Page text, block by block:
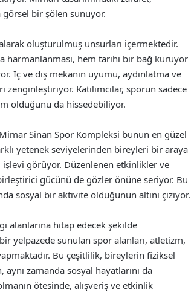
görsel bir şölen sunuyor.
oluşturulmuş unsurları içermektedir.
harmanlanması, hem tarihi bir bağ kuruyor
İç ve dış mekanın uyumu, aydınlatma ve
Katılımcılar, sporun sadece
olduğunu da hissedebiliyor.
Sinan Spor Kompleksi bunun en güzel
yetenek seviyelerinden bireyleri bir araya
görüyor. Düzenlenen etkinlikler ve
gücünü de gözler önüne seriyor. Bu
sosyal bir aktivite olduğunun altını çiziyor.
alanlarına hitap edecek şekilde
yelpazede sunulan spor alanları, atletizm,
Bu çeşitlilik, bireylerin fiziksel
zamanda sosyal hayatlarını da
ötesinde, alışveriş ve etkinlik